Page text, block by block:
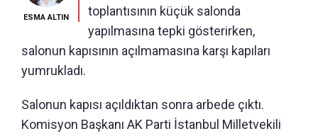
ESMA ALTIN
toplantısının küçük salonda
yapılmasına tepki gösterirken,
salonun kapısının açılmamasına karşı kapıları
yumrukladı.
Salonun kapısı açıldıktan sonra arbede çıktı.
Komisyon Başkanı AK Parti İstanbul Milletvekili